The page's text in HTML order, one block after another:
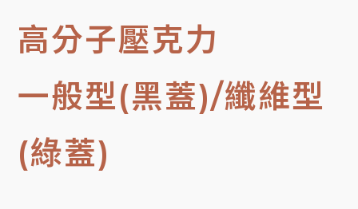
高分子壓克力
一般型(黑蓋)/纖維型
(綠蓋)